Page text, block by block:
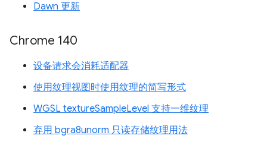
Dawn 更新
Chrome 140
设备请求会消耗适配器
使用纹理视图时使用纹理的简写形式
WGSL textureSampleLevel 支持一维纹理
弃用 bgra8unorm 只读存储纹理用法